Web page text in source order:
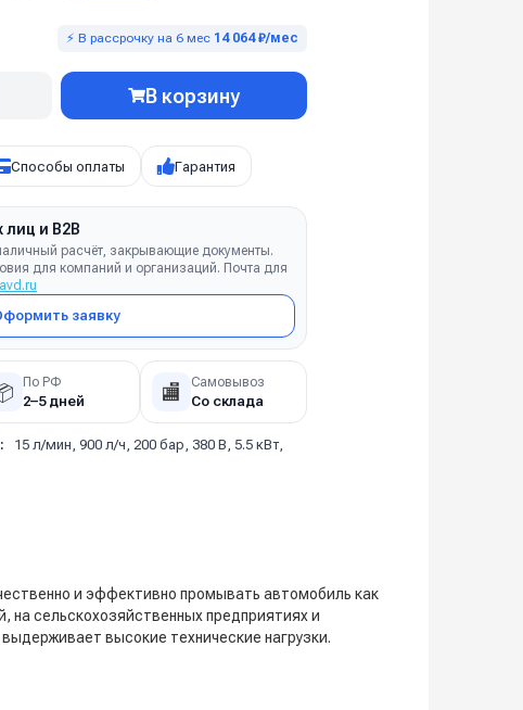
⚡ В рассрочку на 6 мес 14 064 ₽/мес
В корзину
Способы оплаты Гарантия
и B2B
расчёт, закрывающие документы.
для компаний и организаций. Почта для
заявку
По РФ
2–5 дней 🏬 Самовывоз
Со склада
15 л/мин, 900 л/ч, 200 бар, 380 В, 5.5 кВт,
и эффективно промывать автомобиль как
на сельскохозяйственных предприятиях и
высокие технические нагрузки.